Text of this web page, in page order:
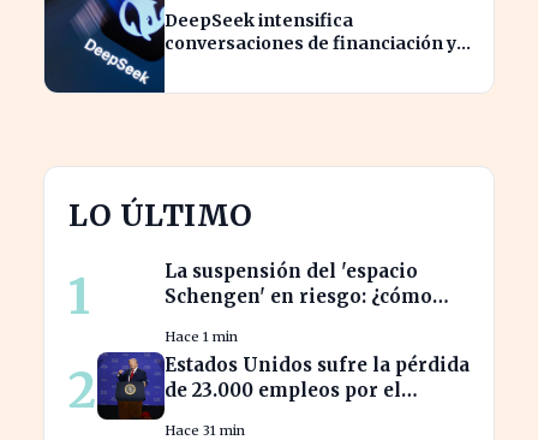
DeepSeek intensifica
conversaciones de financiación y
modelos
LO ÚLTIMO
1
La suspensión del 'espacio
Schengen' en riesgo: ¿cómo
Hace 1 min
2
Estados Unidos sufre la pérdida
de 23.000 empleos por el
Hace 31 min